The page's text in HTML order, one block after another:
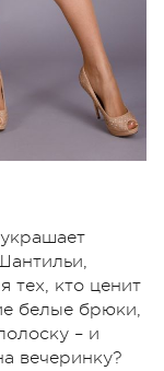
тех, кто ценит
белые брюки,
– и
вечеринку?